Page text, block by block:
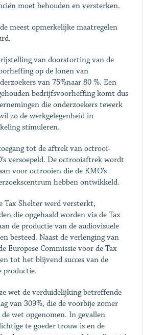
moet behouden en versterken.
meest opmerkelijke maatregelen
van doorstorting van de
op de lonen van
van 75%naar 80 %. Een
bedrijfsvoorheffing komt dus
die onderzoekers tewerk
zo de werkgelegenheid in
stimuleren.
tot de aftrek van octrooi-
versoepeld. De octrooiaftrek wordt
voor octrooien die de KMO’s
hebben ontwikkeld.
Tax Shelter werd versterkt,
die opgehaald worden via de Tax
de productie van de audiovisuele
besteed. Naast de verlenging van
Europese Commissie voor de Tax
tot het blijvend succes van de
productie.
wet de verduidelijking betreffende
van 309%, die de voorbije zomer
de wet opgenomen. In gevallen
te goeder trouw is en de